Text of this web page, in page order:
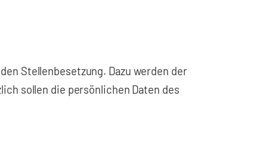
Stellenbesetzung. Dazu werden der
sollen die persönlichen Daten des